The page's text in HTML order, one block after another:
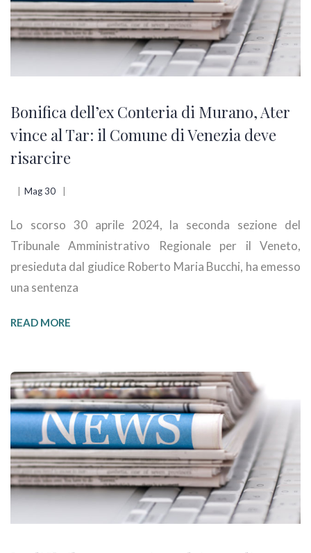
Bonifica dell’ex Conteria di Murano, Ater
vince al Tar: il Comune di Venezia deve
risarcire
Mag 30
Lo scorso 30 aprile 2024, la seconda sezione del
Tribunale Amministrativo Regionale per il Veneto,
presieduta dal giudice Roberto Maria Bucchi, ha emesso
una sentenza
READ MORE